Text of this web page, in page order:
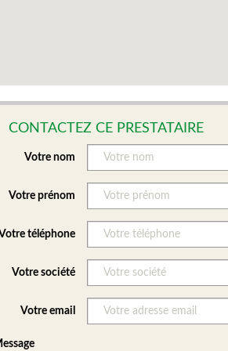
CONTACTEZ CE PRESTATAIRE
Votre nom
Votre prénom
téléphone
Votre société
Votre email